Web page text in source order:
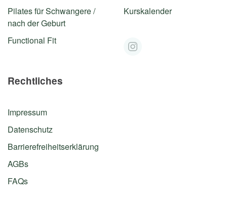
Pilates für Schwangere /
nach der Geburt
Functional Fit
Kurskalender
Rechtliches
Impressum
Datenschutz
Barrierefreiheitserklärung
AGBs
FAQs